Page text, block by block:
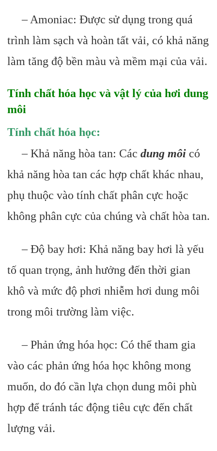
– Amoniac: Được sử dụng trong quá
trình làm sạch và hoàn tất vải, có khả năng
làm tăng độ bền màu và mềm mại của vải.
Tính chất hóa học và vật lý của hơi dung
môi
Tính chất hóa học:
– Khả năng hòa tan: Các dung môi có
khả năng hòa tan các hợp chất khác nhau,
phụ thuộc vào tính chất phân cực hoặc
không phân cực của chúng và chất hòa tan.
– Độ bay hơi: Khả năng bay hơi là yếu
tố quan trọng, ảnh hưởng đến thời gian
khô và mức độ phơi nhiễm hơi dung môi
trong môi trường làm việc.
– Phản ứng hóa học: Có thể tham gia
vào các phản ứng hóa học không mong
muốn, do đó cần lựa chọn dung môi phù
hợp để tránh tác động tiêu cực đến chất
lượng vải.